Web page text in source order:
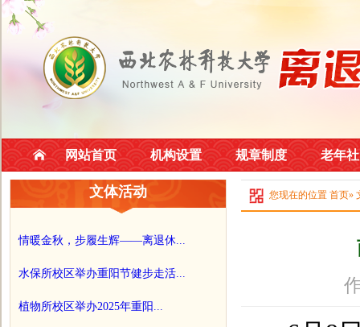
网站首页 机构设置 规章制度 老年
文体活动
情暖金秋，步履生辉——离退休...
水保所校区举办重阳节健步走活...
植物所校区举办2025年重阳...
您现在的位置 首页»